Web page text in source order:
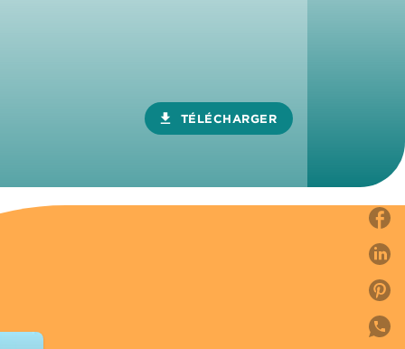
download TÉLÉCHARGER